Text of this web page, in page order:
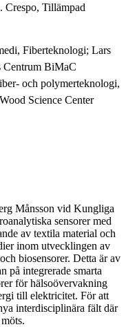
Crespo, Tillämpad
Fiberteknologi; Lars
Centrum BiMaC
och polymerteknologi,
Science Center
Månsson vid Kungliga
sensorer med
av textila material och
inom utvecklingen av
biosensorer. Detta är av
på integrerade smarta
för hälsoövervakning
till elektricitet. För att
interdisciplinära fält där